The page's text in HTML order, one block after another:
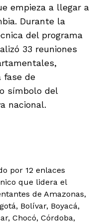
empieza a llegar a
Durante la
del programa
33 reuniones
fase de
símbolo del
nacional.
por 12 enlaces
que lidera el
de Amazonas,
Bolívar, Boyacá,
Chocó, Córdoba,